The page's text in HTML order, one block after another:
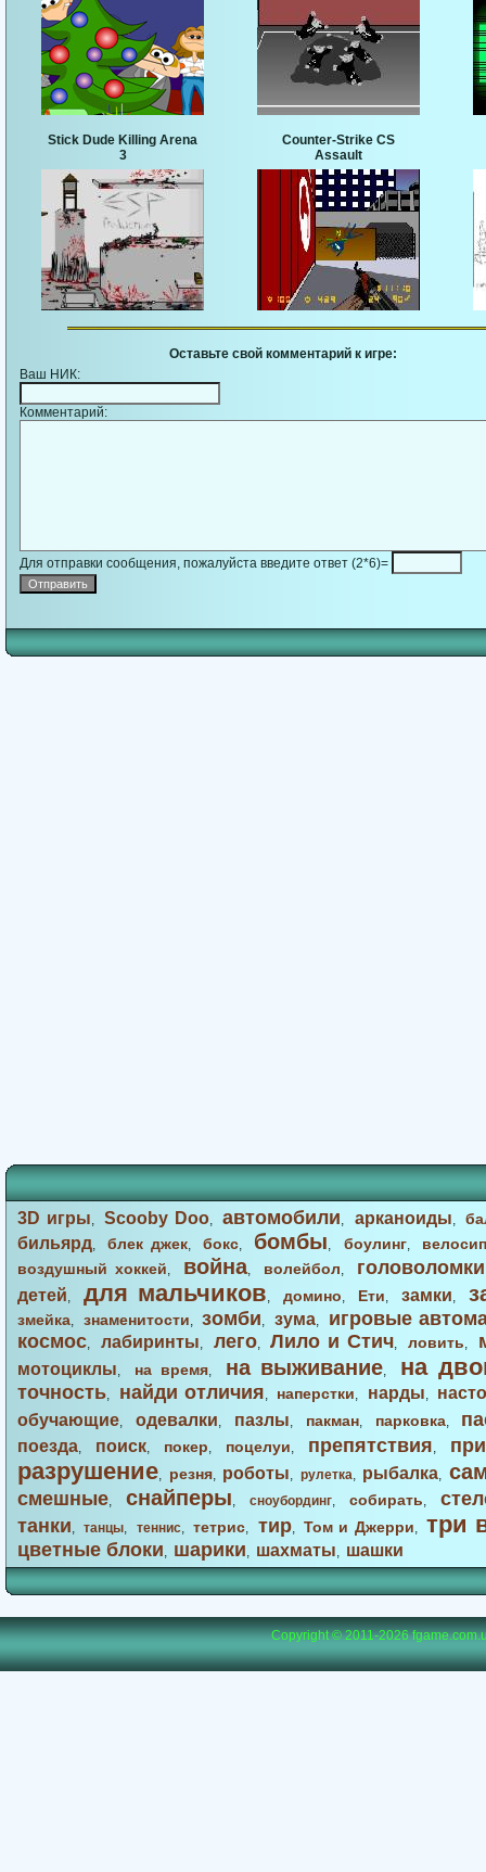
Stick Dude Killing Arena
3
Counter-Strike CS
Assault
Оставьте свой комментарий к игре:
Ваш НИК:
Комментарий:
Для отправки сообщения, пожалуйста введите ответ (2*6)=
3D игры,Scooby Doo,автомобили, арканоиды,
бильярд,блек джек,бокс, бомбы, боулинг,
воздушный хоккей, война, волейбол, головоломки
детей, для мальчиков, домино, Ети, замки,
змейка, знаменитости,зомби, зума,
игровые
космос, лабиринты, лего,Лило и Стич,ловить,
мотоциклы, на время, на выживание, на
точность, найди отличия, наперстки, нарды,
обучающие, одевалки, пазлы, пакман, парковка,
поезда, поиск, покер, поцелуи, препятствия,
разрушение, резня, роботы, рулетка, рыбалка,
смешные, снайперы, сноубординг, собирать,
танки,танцы, теннис,тетрис, тир,Том и Джерри, три
цветные блоки, шарики, шахматы, шашки
Copyright © 2011-2026